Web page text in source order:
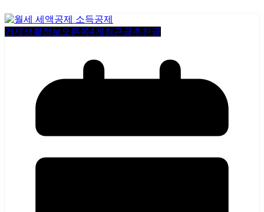
경제생활정보 오른쪽4개 최근글추천글